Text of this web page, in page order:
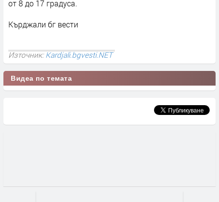
от 8 до 17 градуса.
Кърджали бг вести
Източник:Kardjali.bgvesti.NET
Видеа по темата